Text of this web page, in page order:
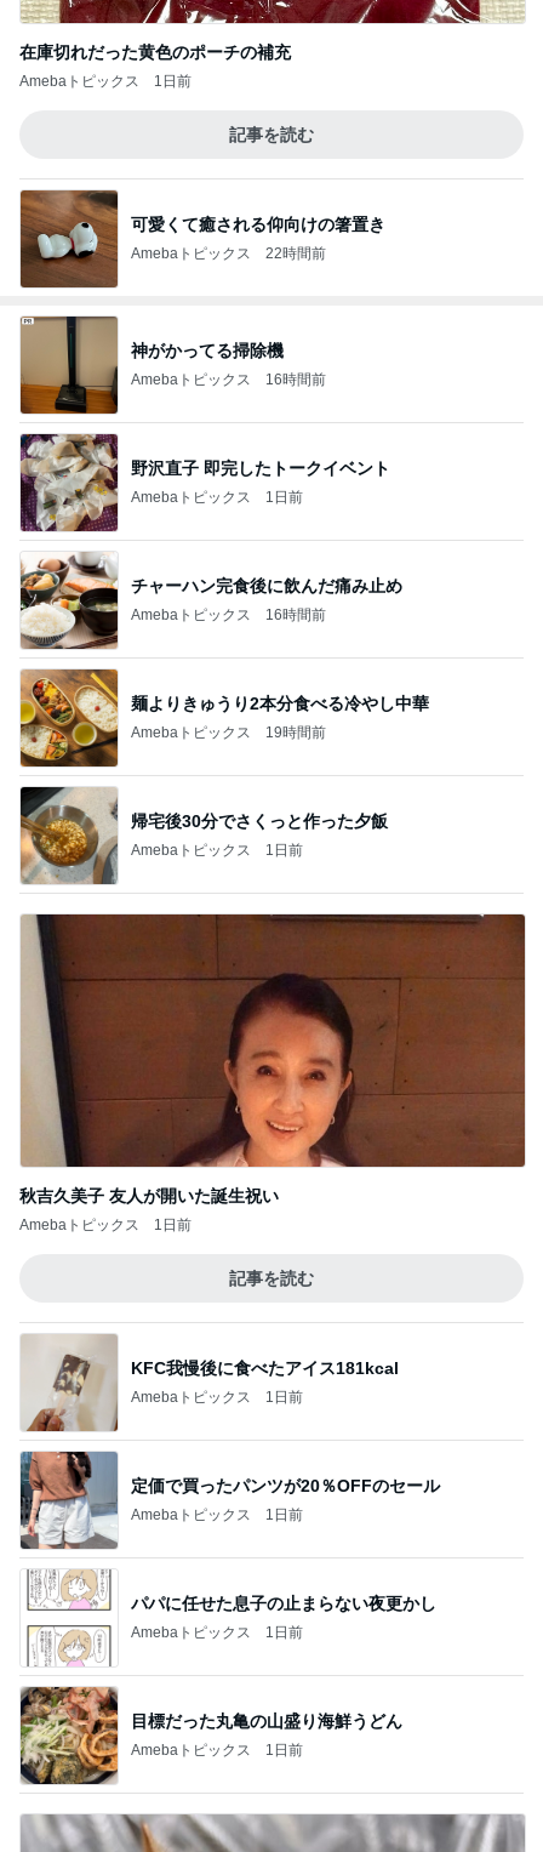
在庫切れだった黄色のポーチの補充
Amebaトピックス 1日前
記事を読む
可愛くて癒される仰向けの箸置き
Amebaトピックス 22時間前
神がかってる掃除機
Amebaトピックス 16時間前
野沢直子 即完したトークイベント
Amebaトピックス 1日前
チャーハン完食後に飲んだ痛み止め
Amebaトピックス 16時間前
麺よりきゅうり2本分食べる冷やし中華
Amebaトピックス 19時間前
帰宅後30分でさくっと作った夕飯
Amebaトピックス 1日前
秋吉久美子 友人が開いた誕生祝い
Amebaトピックス 1日前
記事を読む
KFC我慢後に食べたアイス181kcal
Amebaトピックス 1日前
定価で買ったパンツが20％OFFのセール
Amebaトピックス 1日前
パパに任せた息子の止まらない夜更かし
Amebaトピックス 1日前
目標だった丸亀の山盛り海鮮うどん
Amebaトピックス 1日前